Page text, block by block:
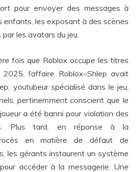
pour envoyer des messages à
enfants, les exposant à des scènes
les avatars du jeu.
fois que Roblox occupe les titres
l’affaire Roblox–Shlep avait
youtubeur spécialisé dans le jeu,
pertinemment conscient que le
a été banni pour violation des
Plus tard, en réponse à la
en matière de défaut de
les gérants instaurent un système
accéder à la messagerie. Une